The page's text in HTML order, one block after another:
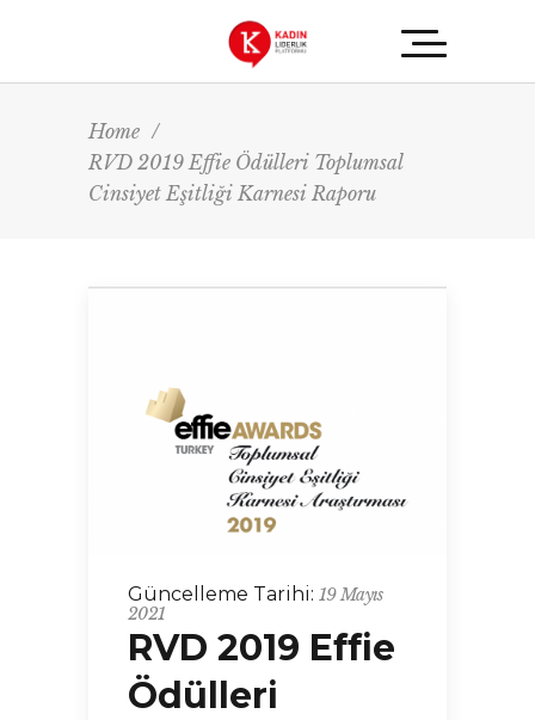
Home /
RVD 2019 Effie Ödülleri Toplumsal
Cinsiyet Eşitliği Karnesi Raporu
Güncelleme Tarihi: 19 Mayıs
2021
RVD 2019 Effie
Ödülleri